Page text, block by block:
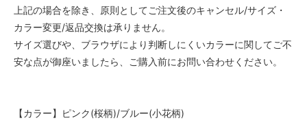
上記の場合を除き、原則としてご注文後のキャンセル/サイズ・
カラー変更/返品交換は承りません。
サイズ選びや、ブラウザにより判断しにくいカラーに関してご不
安な点が御座いましたら、ご購入前にお問い合わせください。
【カラー】ピンク(桜柄)/ブルー(小花柄)